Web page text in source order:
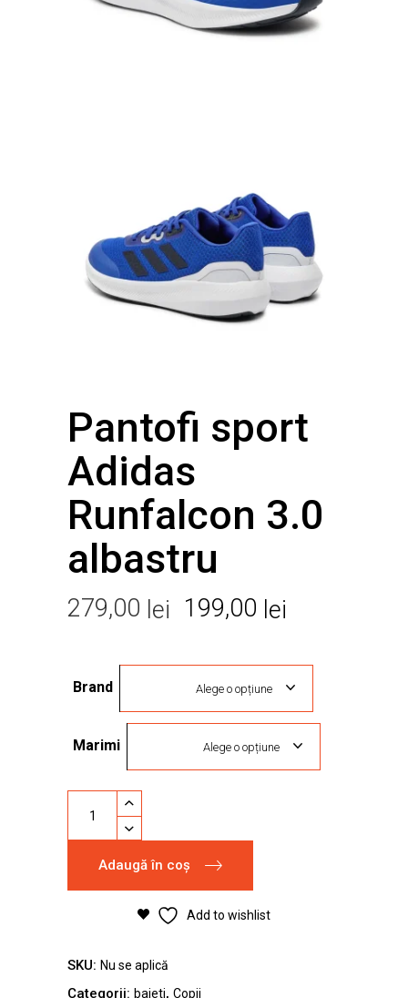
Pantofi sport
Adidas
Runfalcon 3.0
albastru
279,00 lei Prețul
a
fost:
279,00 lei.
199,00 lei
este:
199,00 lei.
Brand Alege o opțiune
Marimi Alege o opțiune
sport
Runfalcon
3.0
Adaugă în coș
Add to wishlist
SKU: Nu se aplică
Categorii: baieti, Copii